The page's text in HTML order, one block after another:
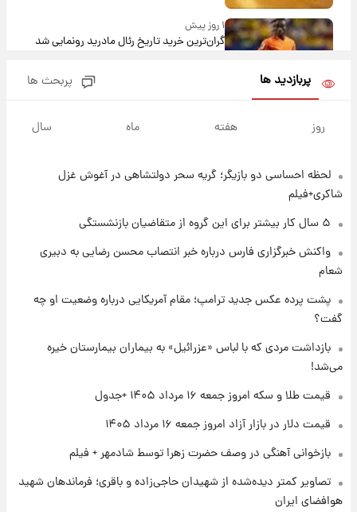
۱ روز پیش
گران‌ترین خرید تاریخ رئال مادرید رونمایی شد
روزها پربارش‌تر خواهند بود؟
۱ روز پیش
۱ روز پیش
تغییر تند قیمت محصولات ایران‌خودرو و سایپا
امروز پنجشنبه ۱۵ مرداد ۱۴۰۵ +جدول
۱ روز پیش
قیمت طلا و سکه امروز پنجشنبه ۱۵ مرداد ۱۴۰۵
شارژ جدید کالابرگ برای سه دهک؛ جزئیات اعلام
پربازدید ها پربحث ها
روز هفته ماه سال
لحظه احساسی دو بازیگر؛ گریه سحر دولتشاهی در آغوش غزل
شاکری+فیلم
۵ سال کار بیشتر برای این گروه از متقاضیان بازنشستگی
واکنش خبرگزاری فارس درباره خبر انتصاب محسن رضایی به دبیری
شعام
پشت پرده عکس جدید ترامپ؛ مقام آمریکایی درباره وضعیت او چه
گفت؟
بازداشت مردی که با لباس «عزرائیل» به بیماران بیمارستان خیره
می‌شد!
قیمت طلا و سکه امروز جمعه ۱۶ مرداد ۱۴۰۵ +جدول
قیمت دلار در بازار آزاد امروز جمعه ۱۶ مرداد ۱۴۰۵
بازخوانی آهنگی در وصف حضرت زهرا توسط شادمهر + فیلم
تصاویر کمتر دیده‌شده از شهیدان حاجی‌زاده و باقری؛ فرماندهان شهید
هوافضای ایران